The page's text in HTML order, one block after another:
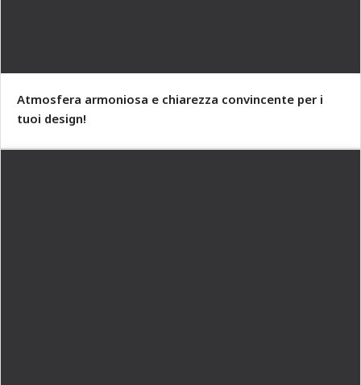
Atmosfera armoniosa e chiarezza convincente per i
tuoi design!